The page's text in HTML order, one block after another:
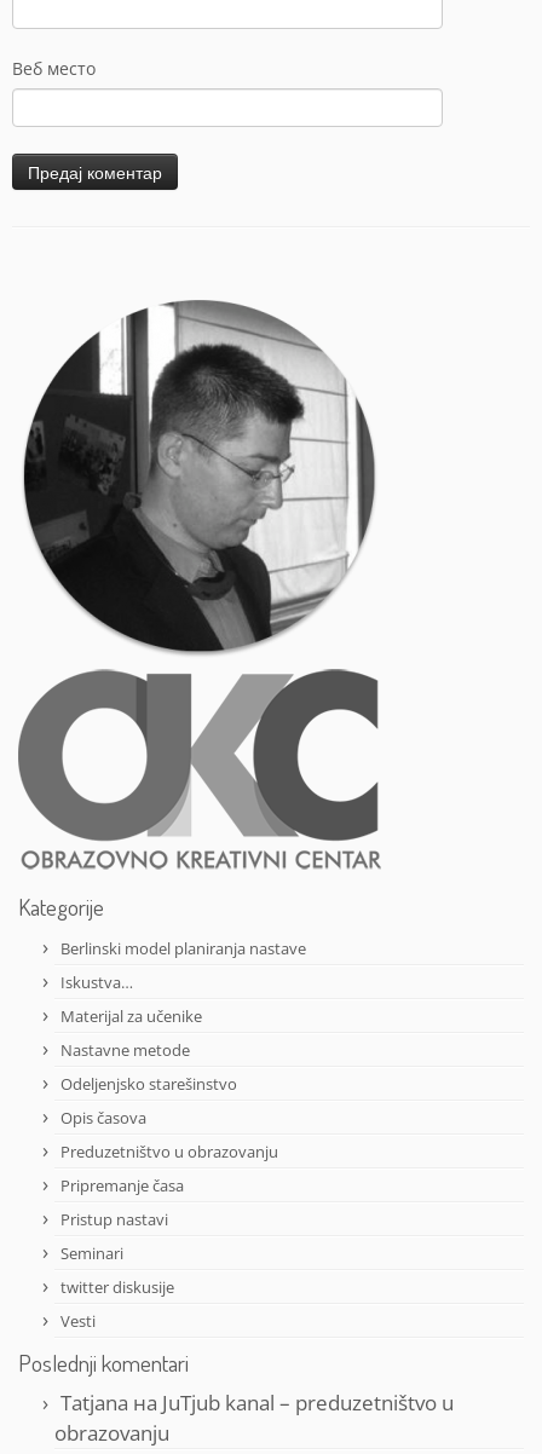
Веб место
Kategorije
Berlinski model planiranja nastave
Iskustva…
Materijal za učenike
Nastavne metode
Odeljenjsko starešinstvo
Opis časova
Preduzetništvo u obrazovanju
Pripremanje časa
Pristup nastavi
Seminari
twitter diskusije
Vesti
Poslednji komentari
Tatjana на JuTjub kanal – preduzetništvo u
obrazovanju